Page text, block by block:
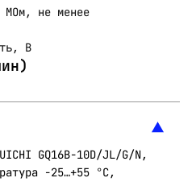
МОм, не менее
В
GQ16B-10D/JL/G/N,
-25…+55 °C,